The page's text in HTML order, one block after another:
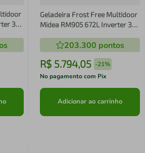
3
Geladeira Frost Free Multidoor
Midea RM905 672L Inverter 3
203.300 pontos
R$ 5.794,05 -21%
No pagamento com Pix
Adicionar ao carrinho